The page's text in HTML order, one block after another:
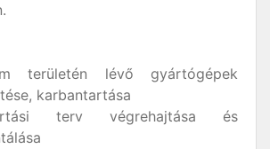
területén lévő gyártógépek
karbantartása
terv végrehajtása és